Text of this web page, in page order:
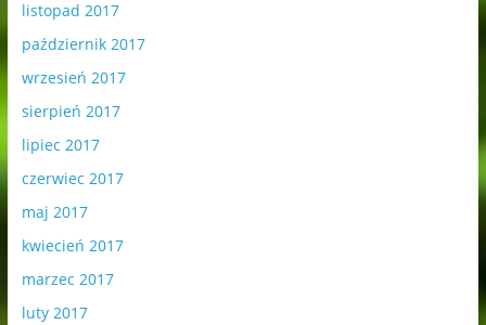
listopad 2017
październik 2017
wrzesień 2017
sierpień 2017
lipiec 2017
czerwiec 2017
maj 2017
kwiecień 2017
marzec 2017
luty 2017